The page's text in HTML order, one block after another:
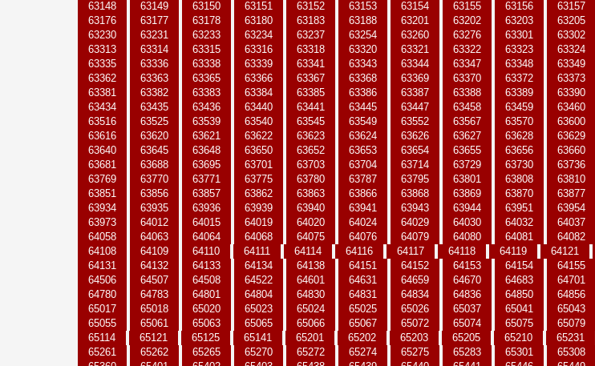
63148
63149 63150 63151 63152 63153 63154 63155 63156 63157
63176
63177 63178 63180 63183 63188 63201 63202 63203 63205
63230
63231 63233 63234 63237 63254 63260 63276 63301 63302
63313
63314 63315 63316 63318 63320 63321 63322 63323 63324
63335
63336 63338 63339 63341 63343 63344 63347 63348 63349
63362
63363 63365 63366 63367 63368 63369 63370 63372 63373
63381
63382 63383 63384 63385 63386 63387 63388 63389 63390
63434
63435 63436 63440 63441 63445 63447 63458 63459 63460
63516
63525 63539 63540 63545 63549 63552 63567 63570 63600
63616
63620 63621 63622 63623 63624 63626 63627 63628 63629
63640
63645 63648 63650 63652 63653 63654 63655 63656 63660
63681
63688 63695 63701 63703 63704 63714 63729 63730 63736
63769
63770 63771 63775 63780 63787 63795 63801 63808 63810
63851
63856 63857 63862 63863 63866 63868 63869 63870 63877
63934
63935 63936 63939 63940 63941 63943 63944 63951 63954
63973
64012 64015 64019 64020 64024 64029 64030 64032 64037
64058
64063 64064 64068 64075 64076 64079 64080 64081 64082
64108
64109 64110 64111 64114 64116 64117 64118 64119 64121
64131
64132 64133 64134 64138 64151 64152 64153 64154 64155
64506
64507 64508 64522 64601 64631 64659 64670 64683 64701
64780
64783 64801 64804 64830 64831 64834 64836 64850 64856
65017
65018 65020 65023 65024 65025 65026 65037 65041 65043
65055
65061 65063 65065 65066 65067 65072 65074 65075 65079
65114
65121 65125 65141 65201 65202 65203 65205 65210 65231
65261
65262 65265 65270 65272 65274 65275 65283 65301 65308